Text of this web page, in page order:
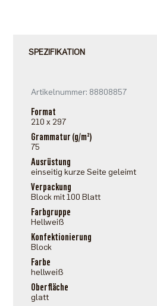
SPEZIFIKATION
Artikelnummer: 88808857
Format
210 x 297
Grammatur (g/m²)
75
Ausrüstung
einseitig kurze Seite geleimt
Verpackung
Block mit 100 Blatt
Farbgruppe
Hellweiß
Konfektionierung
Block
Farbe
hellweiß
Oberfläche
glatt